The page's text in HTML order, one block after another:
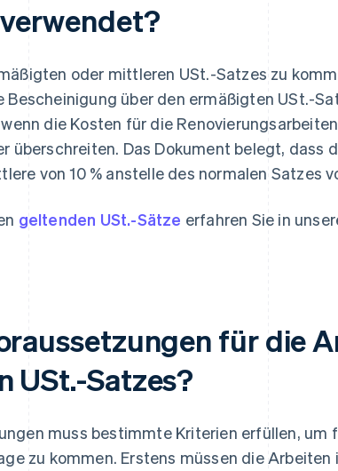
oder mittleren USt.-Satzes zu
Bescheinigung über den ermäßigten USt.-
die Kosten für die
überschreiten. Das Dokument belegt, dass
von 10 % anstelle des normalen Satzes
geltenden USt.-Sätze erfahren Sie in
für die
USt.-Satzes?
muss bestimmte Kriterien erfüllen, um
zu kommen. Erstens müssen die Arbeiten